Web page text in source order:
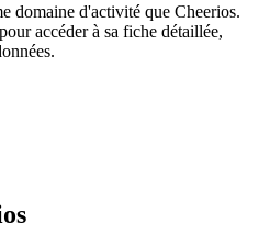
domaine d'activité que Cheerios.
accéder à sa fiche détaillée,